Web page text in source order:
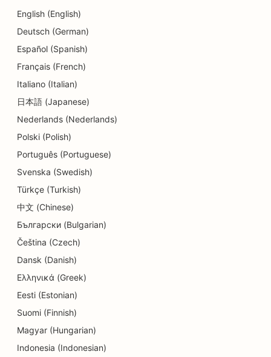
SEO για στούντιο χορού
SEO για κέντρα ημερήσιας φροντίδας
SEO για υπηρεσίες συμβουλευτικής χρέους
SEO για Delis
SEO για οδοντιατρικές κλινικές
SEO για υπηρεσίες δερμοαπόξεσης
SEO για καταστήματα λεπτομερειών
SEO για Diners
SEO για στεγνοκαθαριστήρια
SEO για υπηρεσίες εκπαίδευσης και παιδικής
SEO για ηλεκτρολόγους
SEO για καταστήματα ηλεκτρονικών ειδών
SEO για ενδοδοντολόγους
English (English)
Deutsch (German)
Español (Spanish)
Français (French)
Italiano (Italian)
日本語 (Japanese)
Nederlands (Nederlands)
Polski (Polish)
Português (Portuguese)
Svenska (Swedish)
Türkçe (Turkish)
中文 (Chinese)
Български (Bulgarian)
Čeština (Czech)
Dansk (Danish)
Ελληνικά (Greek)
Eesti (Estonian)
Suomi (Finnish)
Magyar (Hungarian)
Indonesia (Indonesian)